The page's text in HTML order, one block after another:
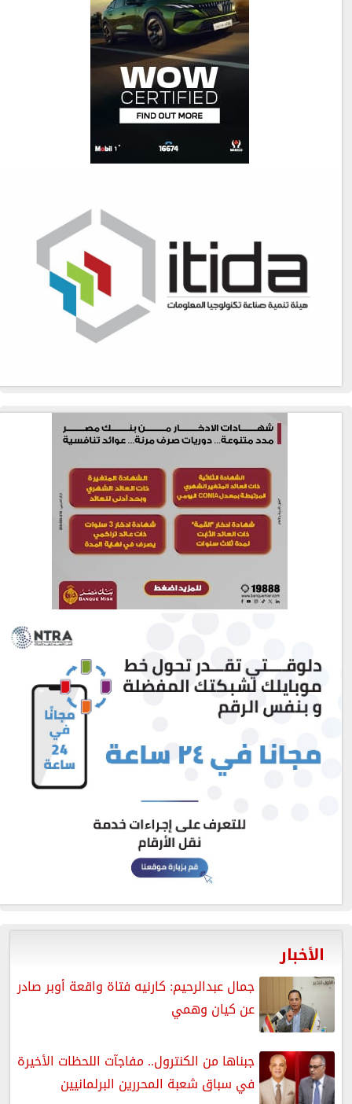
الأخبار
جمال عبدالرحيم: كارنيه فتاة واقعة أوبر صادر
عن كيان وهمي
جبناها من الكنترول.. مفاجآت اللحظات الأخيرة
في سباق شعبة المحررين البرلمانيين